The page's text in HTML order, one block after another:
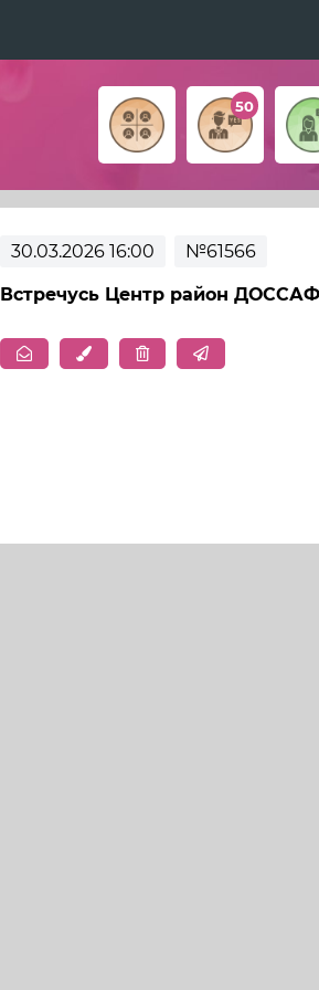
50
30.03.2026 16:00 №61566
Встречусь Центр район